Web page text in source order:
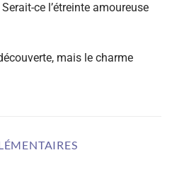
ce l’étreinte amoureuse
mais le charme